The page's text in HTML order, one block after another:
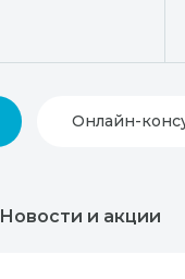
Онлайн-
Новости и акции